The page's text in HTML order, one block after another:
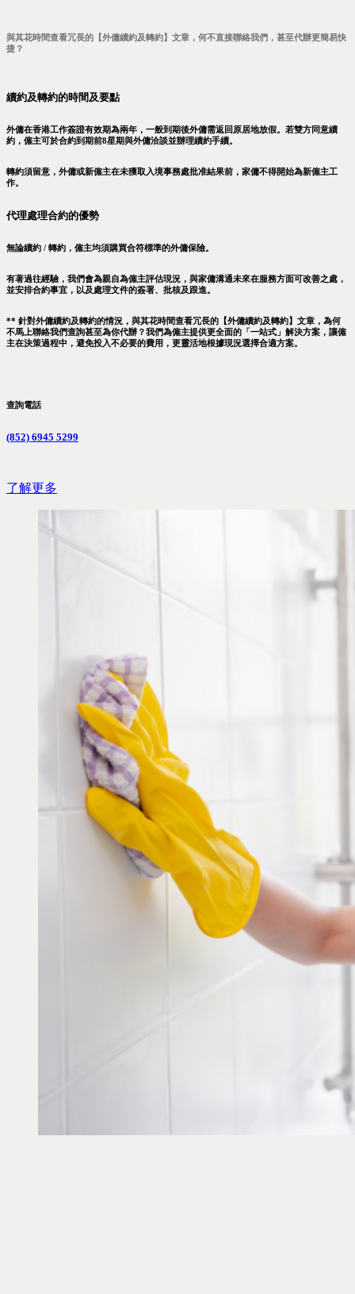
與其花時間查看冗長的【外傭續約及轉約】文章，何不直接聯絡我們，甚至代辦更簡易快
捷？
續約及轉約的時間及要點
外傭在香港工作簽證有效期為兩年，一般到期後外傭需返回原居地放假。若雙方同意續
約，僱主可於合約到期前8星期與外傭洽談並辦理續約手續。
轉約須留意，外傭或新僱主在未獲取入境事務處批准結果前，家傭不得開始為新僱主工
作。
代理處理合約的優勢
無論續約 / 轉約，僱主均須購買合符標準的外傭保險。
有著過往經驗，我們會為親自為僱主評估現況，與家傭溝通未來在服務方面可改善之處，
並安排合約事宜，以及處理文件的簽署、批核及跟進。
** 針對外傭續約及轉約的情況，與其花時間查看冗長的【外傭續約及轉約】文章，為何
不馬上聯絡我們查詢甚至為你代辦？我們為僱主提供更全面的「一站式」解決方案，讓僱
主在決策過程中，避免投入不必要的費用，更靈活地根據現況選擇合適方案。
查詢電話
(852) 6945 5299
了解更多